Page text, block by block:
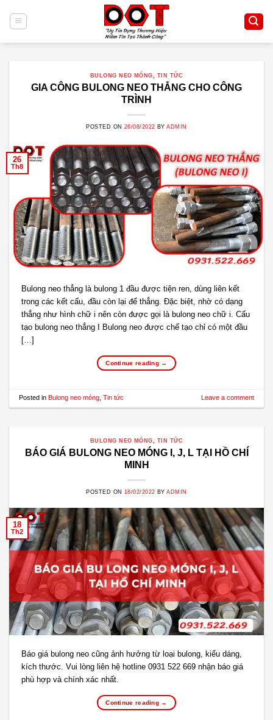
content
BULONG NEO MÓNG TIN TỨC
GIA CÔNG BULONG NEO THẲNG CHO CÔNG
TRÌNH
POSTED ON 26/08/2022 BYADMIN
26
Th8
Bulong neo thẳng là bulong 1 đầu được tiện ren, dùng liên kết
trong các kết cấu, đầu còn lại để thẳng. Đặc biệt, nhờ có dạng
thẳng như hình chữ i nên còn được gọi là bulong neo chữ i. Cấu
tạo bulong neo thẳng I Bulong neo được chế tạo chỉ có một đầu
[…]
Continue reading →
Posted in Bulong neo móng, Tin tức Leave a comment
BULONG NEO MÓNG, TIN TỨC
BÁO GIÁ BULONG NEO MÓNG I, J, L TẠI HỒ CHÍ
MINH
POSTED ON 18/02/2022 BYADMIN
18
Th2
Báo giá bulong neo cũng ảnh hưởng từ loại bulong, kiểu dáng,
kích thước. Vui lòng liên hệ hotline 0931 522 669 nhận báo giá
phù hợp và chính xác nhất.
Continue reading →